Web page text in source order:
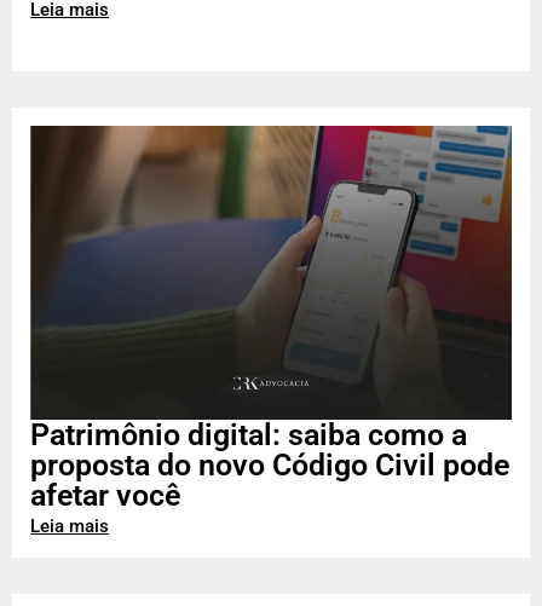
Leia mais
Patrimônio digital: saiba como a
proposta do novo Código Civil pode
afetar você
Leia mais